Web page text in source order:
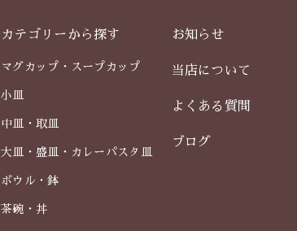
カテゴリーから探す
マグカップ・スープカップ
小皿
中皿・取皿
大皿・盛皿・カレーパスタ皿
ボウル・鉢
茶碗・丼
お知らせ
当店について
よくある質問
ブログ